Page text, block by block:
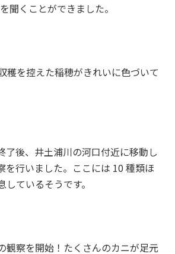
聞くことができました。
穫を控えた稲穂がきれいに色づいて
了後、井土浦川の河口付近に移動し
を行いました。ここには 10 種類ほ
しているそうです。
観察を開始！たくさんのカニが足元